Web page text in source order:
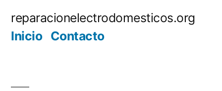
reparacionelectrodomesticos.org
Inicio Contacto